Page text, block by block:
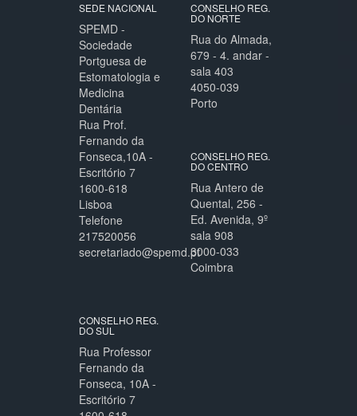
SEDE NACIONAL
SPEMD -
Sociedade
Portguesa de
Estomatologia e
Medicina
Dentária
Rua Prof.
Fernando da
Fonseca,10A -
Escritório 7
1600-618
Lisboa
Telefone
217520056
secretariado@spemd.pt
CONSELHO REG.
DO NORTE
Rua do Almada,
679 - 4. andar -
sala 403
4050-039
Porto
CONSELHO REG.
DO CENTRO
Rua Antero de
Quental, 256 -
Ed. Avenida, 9º
sala 908
3000-033
Coimbra
CONSELHO REG.
DO SUL
Rua Professor
Fernando da
Fonseca, 10A -
Escritório 7